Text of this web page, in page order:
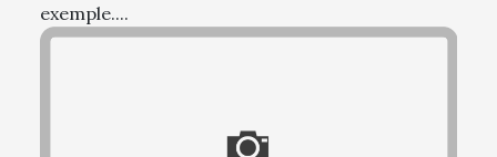
exemple....